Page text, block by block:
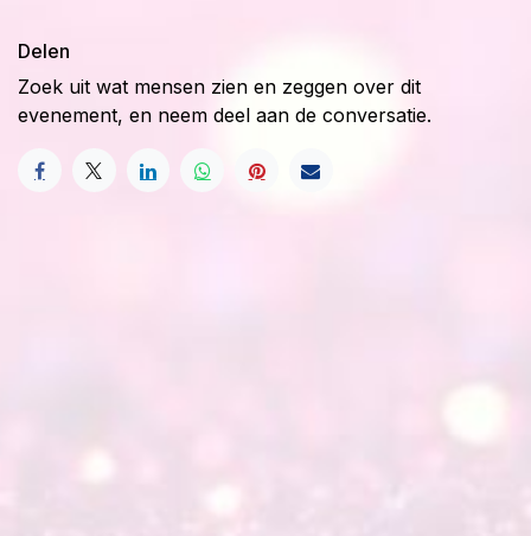
Delen
Zoek uit wat mensen zien en zeggen over dit
evenement, en neem deel aan de conversatie.